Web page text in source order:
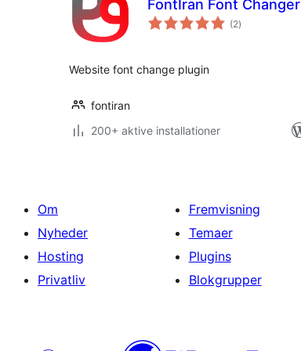
FontIran Font Changer
(2totale
bedømmelser
)
Website font change plugin
fontiran
200+ aktive installationer
Om
Nyheder
Hosting
Privatliv
Fremvisning
Temaer
Plugins
Blokgrupper